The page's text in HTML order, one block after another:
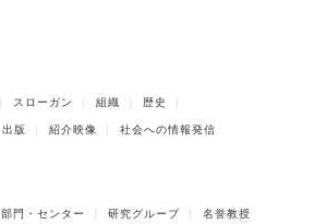
スローガン 組織 歴史
出版 紹介映像 社会への情報発信
部門・センター 研究グループ 名誉教授